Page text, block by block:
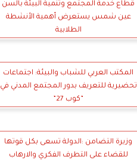
قطاع خدمة المجتمع وتنمية البيئة بألسن
عين شمس يستعرض أهمية الأنشطة
الطلابية
المكتب العربي للشباب والبيئة: اجتماعات
تحضيرية للتعريف بدور المجتمع المدني في
”كوب 27”
وزيرة التضامن :الدولة تسعى بكل قوتها
للقضاء على التطرف الفكري والارهاب